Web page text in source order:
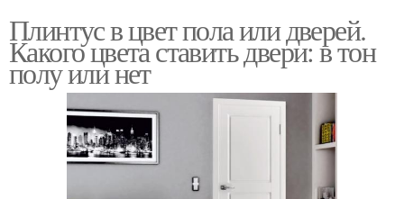
Плинтус в цвет пола или дверей.
Какого цвета ставить двери: в тон
полу или нет